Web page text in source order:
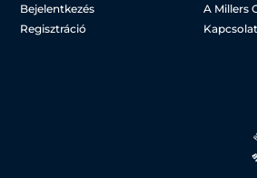
Bejelentkezés
Regisztráció
A Millers
Kapcsolat